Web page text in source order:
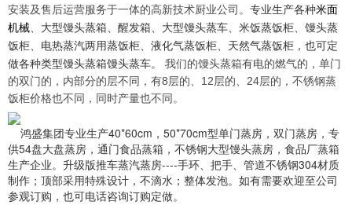
安装及售后运营服务于一体的高新技术厨业公司。 专业生产各种米面
机械、大型馒头蒸箱、醒发箱、大型馒头蒸车、米饭蒸饭柜、馒头蒸
饭柜、电热蒸汽两用蒸饭柜、液化气蒸饭柜、天然气蒸饭柜，也可定
做各种类型馒头蒸箱馒头蒸车。
我们的馒头蒸箱有电的燃气的，单门
的双门的，内部分的层不同，有8层的、12层的、24层的，不锈钢蒸
饭柜价格也不同，同时产量也不同。
鸿盛集团专业生产40*60cm，50*70cm型单门蒸房，双门蒸房，专
供54盘大盘蒸房，通门食品蒸箱，不锈钢大型馒头蒸房，食品厂蒸箱
生产企业。升级版推车蒸汽蒸房----手环、把手、管道不锈钢304材质
制作；顶部采用特殊设计，不滴水；整体发泡。如有需要欢迎至公司
参观订购，也可电话咨询订购定做。